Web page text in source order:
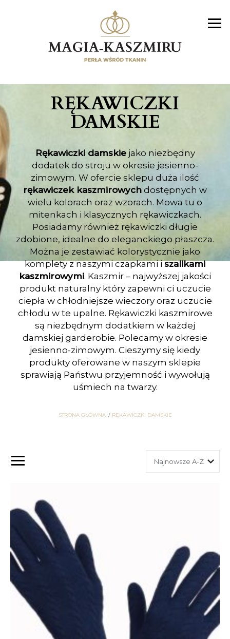
RĘKAWICZKI
DAMSKIE
Rękawiczki damskiejako niezbędny
dodatek do stroju w okresie jesienno-
zimowym. W ofercie sklepu duża ilość
rękawiczek kaszmirowych dostępnych w
wielu kolorach oraz wzorach. Mowa tu o
mitenkach i klasycznych rękawiczkach.
Posiadamy również rękawiczki długie
zdobione, idealne do eleganckiego płaszcza.
Można je zestawiać kolorystycznie jako
komplety z naszymi czapkami iszalikami
kaszmirowymi. Kaszmir – najwyższej jakości
produkt naturalny który zapewni ci uczucie
ciepła w chłodniejsze wieczory oraz uczucie
chłodu w te upalne. Rękawiczki kaszmirowe
są niezbędnym dodatkiem w każdej
damskiej garderobie. Polecamy w okresie
jesienno-zimowym. Cieszymy się kiedy
produkty oferowane w naszym sklepie
sprawiają Państwu przyjemność i wywołują
uśmiech na twarzy.
STRONA GŁÓWNA RĘKAWICZKI DAMSKIE